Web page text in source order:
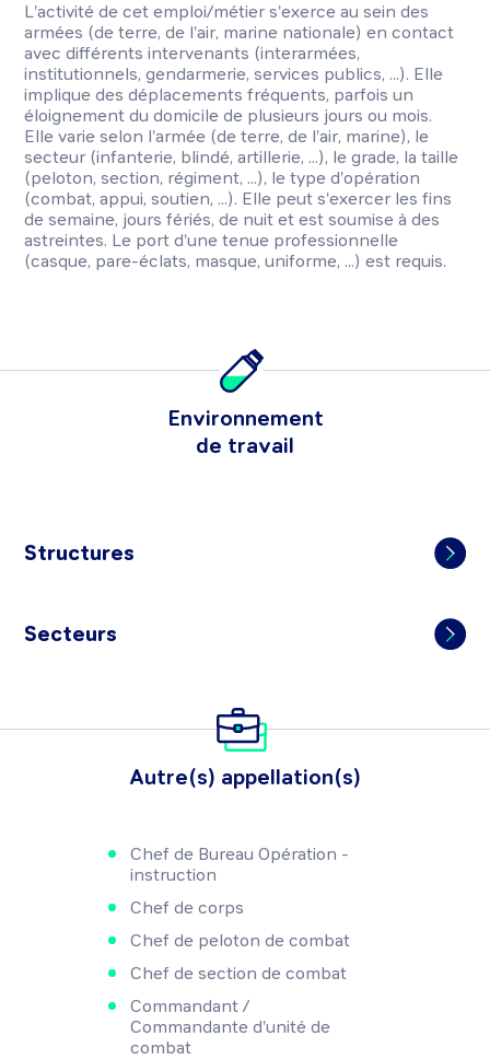
L'activité de cet emploi/métier s'exerce au sein des
armées (de terre, de l'air, marine nationale) en contact
avec différents intervenants (interarmées,
institutionnels, gendarmerie, services publics, ...). Elle
implique des déplacements fréquents, parfois un
éloignement du domicile de plusieurs jours ou mois.
Elle varie selon l'armée (de terre, de l'air, marine), le
secteur (infanterie, blindé, artillerie, ...), le grade, la taille
(peloton, section, régiment, ...), le type d'opération
(combat, appui, soutien, ...). Elle peut s'exercer les fins
de semaine, jours fériés, de nuit et est soumise à des
astreintes. Le port d'une tenue professionnelle
(casque, pare-éclats, masque, uniforme, ...) est requis.
Environnement
de travail
Structures
Secteurs
Autre(s) appellation(s)
Chef de Bureau Opération -
instruction
Chef de corps
Chef de peloton de combat
Chef de section de combat
Commandant /
Commandante d'unité de
combat